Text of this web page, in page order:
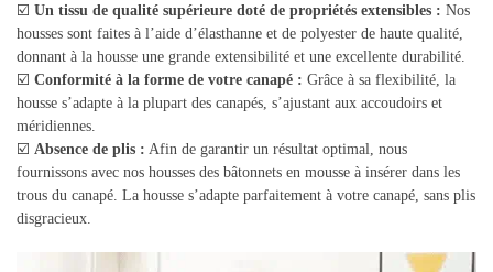
☑️ Un tissu de qualité supérieure doté de propriétés extensibles : Nos
housses sont faites à l’aide d’élasthanne et de polyester de haute qualité,
donnant à la housse une grande extensibilité et une excellente durabilité.
☑️ Conformité à la forme de votre canapé : Grâce à sa flexibilité, la
housse s’adapte à la plupart des canapés, s’ajustant aux accoudoirs et
méridiennes.
☑️ Absence de plis : Afin de garantir un résultat optimal, nous
fournissons avec nos housses des bâtonnets en mousse à insérer dans les
trous du canapé. La housse s’adapte parfaitement à votre canapé, sans plis
disgracieux.